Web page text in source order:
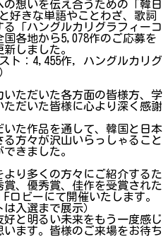
想いを伝え合うための「韓日
好きな単語やことわざ、歌詞
「ハングルカリグラフィーコ
各地から5,078作のご応募を
しました。
ト：4,455作, ハングルカリグ
ただいた各方面の皆様方、学
だいた皆様に心より深く感謝
た作品を通して、韓国と日本
方々が沢山いらっしゃること
きました。
り多くの方々にご紹介するた
、優秀賞、佳作を受賞された
ロビーにて開催いたします。
入選まで展示）
と明るい未来をもう一度感じ
ます。皆様のご来場をお待ち